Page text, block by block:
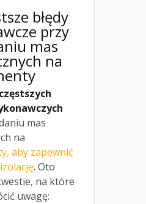
błędy
przy
mas
na
mas
na
aby zapewnić
. Oto
na które
uwagę: